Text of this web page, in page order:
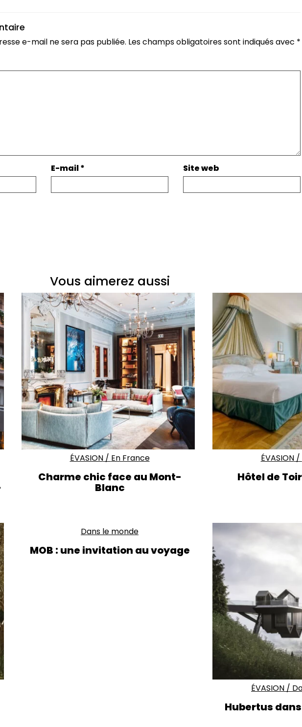
e-mail ne sera pas publiée. Les champs obligatoires sont indiqués avec *
E-mail* Site web
Vous aimerez aussi
ÉVASION/ En France
Charme chic face au Mont-
Blanc
ÉVASION/
Hôtel de
Dans le monde
MOB : une invitation au voyage
ÉVASION /
Hubertus